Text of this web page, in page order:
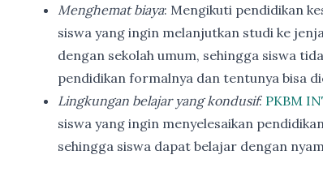
Menghemat biaya: Mengikuti pendidikan
siswa yang ingin melanjutkan studi ke
dengan sekolah umum, sehingga siswa
pendidikan formalnya dan tentunya bisa
Lingkungan belajar yang kondusif: PKBM
siswa yang ingin menyelesaikan
sehingga siswa dapat belajar dengan